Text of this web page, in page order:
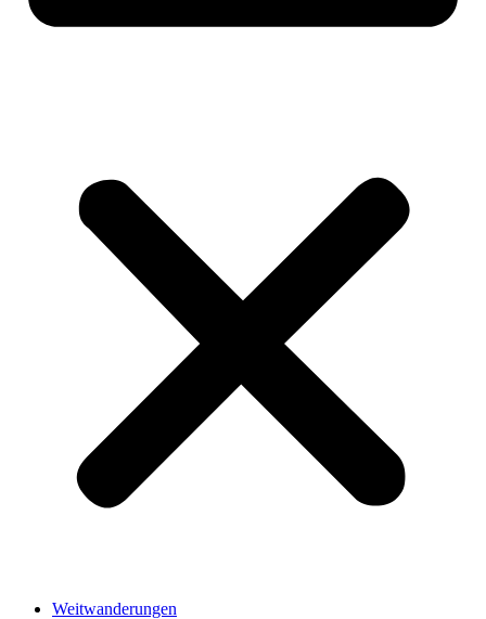
Weitwanderungen